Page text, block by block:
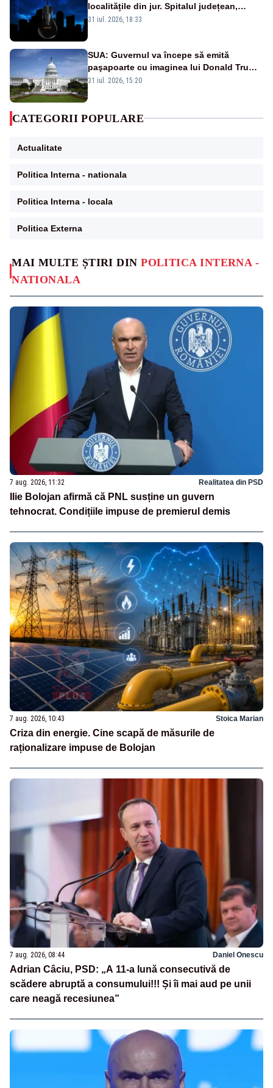
MAI MULTE ȘTIRI DINPOLITICA INTERNA -
NATIONALA
7 aug. 2026, 11:32 Realitatea din PSD
Ilie Bolojan afirmă că PNL susține un guvern
tehnocrat. Condițiile impuse de premierul demis
7 aug. 2026, 10:43 Stoica Marian
Criza din energie. Cine scapă de măsurile de
raționalizare impuse de Bolojan
7 aug. 2026, 08:44 Daniel Onescu
Adrian Câciu, PSD: „A 11-a lună consecutivă de
scădere abruptă a consumului!!! Și îi mai aud pe unii
care neagă recesiunea”
localitățile din jur. Spitalul județean,
semafoarele, rețelele de telefonie, grav
31 iul. 2026, 18:33
SUA: Guvernul va începe să emită
paşapoarte cu imaginea lui Donald Trump
începând cu 8 august
31 iul. 2026, 15:20
CATEGORII POPULARE
Actualitate
Politica Interna - nationala
Politica Interna - locala
Politica Externa